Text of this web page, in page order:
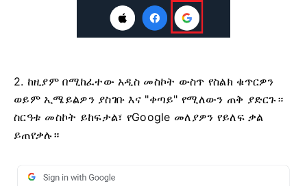
2. ከዚያም በሚከፈተው አዲስ መስኮት ውስጥ የስልክ ቁጥርዎን
ወይም ኢሜይልዎን ያስገቡ እና "ቀጣይ" የሚለውን ጠቅ ያድርጉ።
ስርዓቱ መስኮት ይከፍታል፣ የGoogle መለያዎን የይለፍ ቃል
ይጠየቃሉ።